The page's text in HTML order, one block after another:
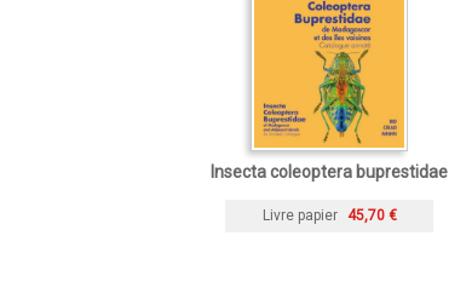
Insecta coleoptera buprestidae
Livre papier 45,70 €